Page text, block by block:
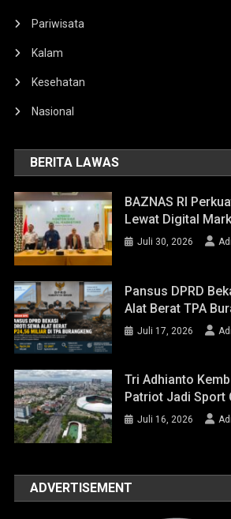
Pariwisata
Kalam
Kesehatan
Nasional
BERITA LAWAS
BAZNAS RI
Lewat Digital
Juli 30, 2026
Pansus DPRD
Alat Berat TPA
Juli 17, 2026
Tri Adhianto
Patriot Jadi Sport
Juli 16, 2026
ADVERTISEMENT